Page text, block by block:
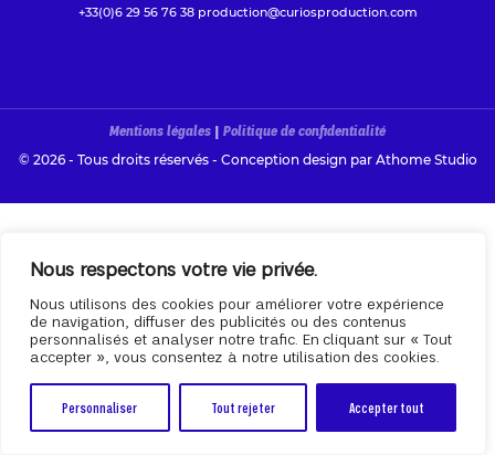
Nous respectons votre vie privée.
Nous utilisons des cookies pour améliorer votre expérience
de navigation, diffuser des publicités ou des contenus
personnalisés et analyser notre trafic. En cliquant sur « Tout
accepter », vous consentez à notre utilisation des cookies.
Personnaliser Tout rejeter Accepter tout
+33(0)6 29 56 76 38 production@curiosproduction.com
Mentions légales | Politique de confidentialité
© 2026 - Tous droits réservés - Conception design par Athome Studio